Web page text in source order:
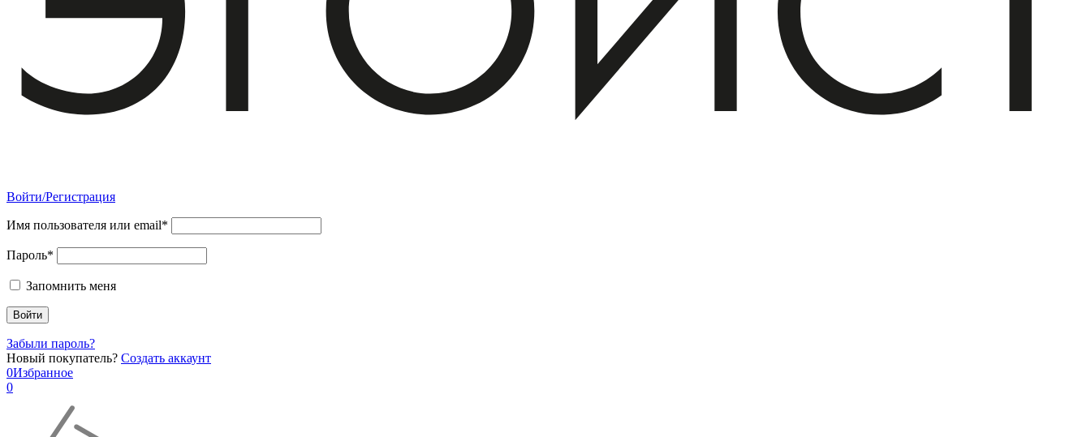
Войти/Регистрация
Имя пользователя или email*
Пароль*
Запомнить меня
Забыли пароль?
Новый покупатель? Создать аккаунт
0Избранное
0